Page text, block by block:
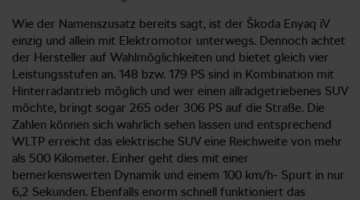
Wie der Namenszusatz bereits sagt, ist der Škoda Enyaq iV
einzig und allein mit Elektromotor unterwegs. Dennoch achtet
der Hersteller auf Wahlmöglichkeiten und bietet gleich vier
Leistungsstufen an. 148 bzw. 179 PS sind in Kombination mit
Hinterradantrieb möglich und wer einen allradgetriebenes SUV
möchte, bringt sogar 265 oder 306 PS auf die Straße. Die
Zahlen können sich wahrlich sehen lassen und entsprechend
WLTP erreicht das elektrische SUV eine Reichweite von mehr
als 500 Kilometer. Einher geht dies mit einer
bemerkenswerten Dynamik und einem 100 km/h- Spurt in nur
6,2 Sekunden. Ebenfalls enorm schnell funktioniert das